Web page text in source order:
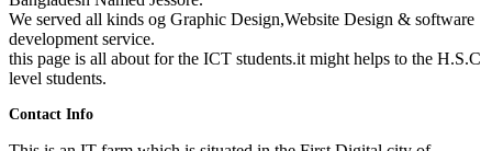
We served all kinds og Graphic Design,Website Design & software
development service.
this page is all about for the ICT students.it might helps to the H.S.C
level students.
Contact Info